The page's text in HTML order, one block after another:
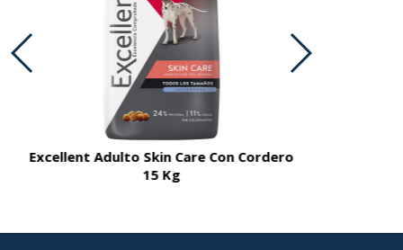
Excellent Adulto Skin Care Con Cordero
15 Kg